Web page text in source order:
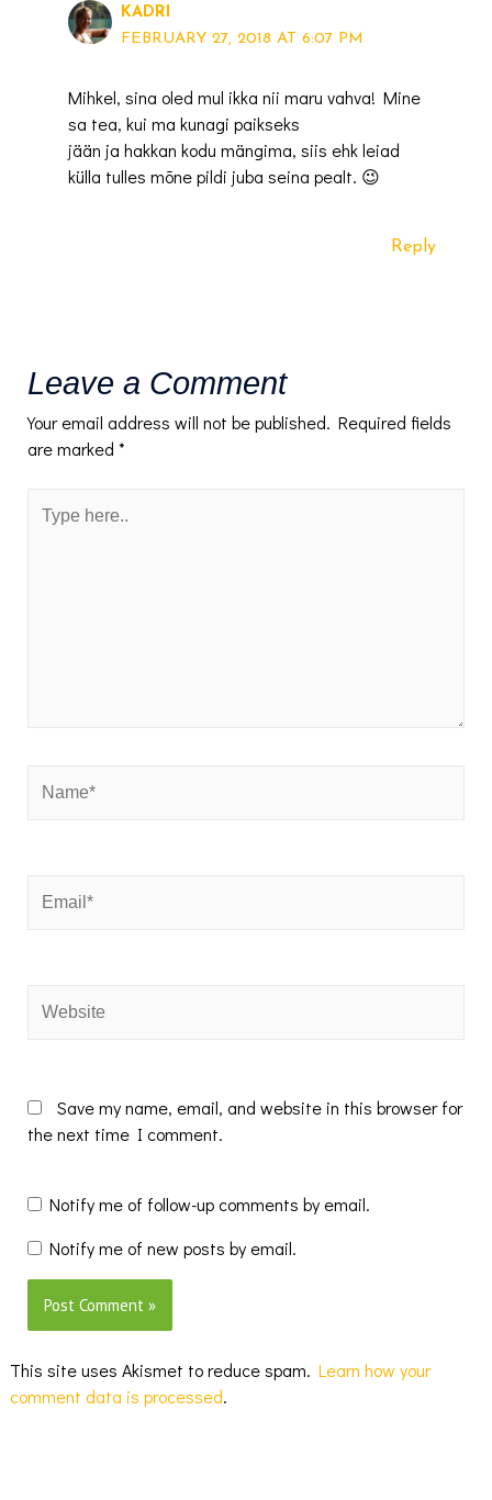
KADRI
FEBRUARY 27, 2018 AT 6:07 PM
Mihkel, sina oled mul ikka nii maru vahva! Mine
sa tea, kui ma kunagi paikseks
jään ja hakkan kodu mängima, siis ehk leiad
külla tulles mõne pildi juba seina pealt. 😉
Reply
Leave a Comment
Your email address will not be published. Required fields
are marked *
here..
Save my name, email, and website in this browser for
the next time I comment.
Notify me of follow-up comments by email.
Notify me of new posts by email.
This site uses Akismet to reduce spam. Learn how your
comment data is processed.